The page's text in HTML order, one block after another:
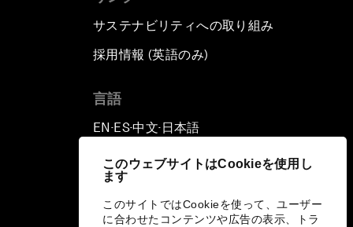
このウェブサイトはCookieを使用し
ます
このサイトではCookieを使って、ユーザー
に合わせたコンテンツや広告の表示、トラ
サステナビリティへの取り組み
採用情報 (英語のみ)
言語
EN ▪ ES▪中文▪ 日本語